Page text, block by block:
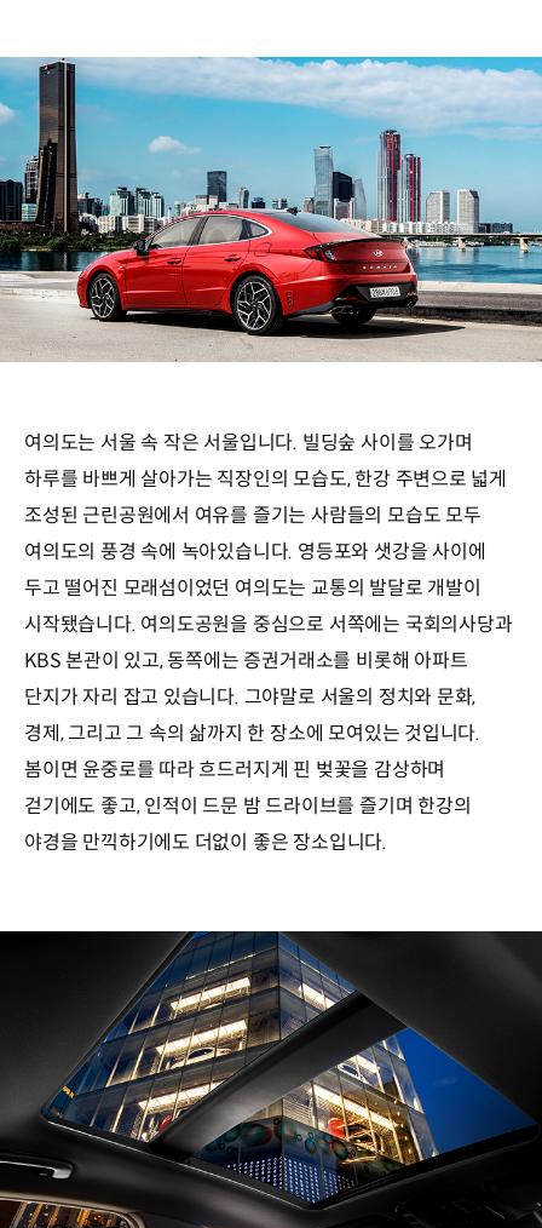
여의도는 서울 속 작은 서울입니다. 빌딩숲 사이를 오가며
하루를 바쁘게 살아가는 직장인의 모습도, 한강 주변으로 넓게
조성된 근린공원에서 여유를 즐기는 사람들의 모습도 모두
여의도의 풍경 속에 녹아있습니다. 영등포와 샛강을 사이에
두고 떨어진 모래섬이었던 여의도는 교통의 발달로 개발이
시작됐습니다. 여의도공원을 중심으로 서쪽에는 국회의사당과
KBS 본관이 있고, 동쪽에는 증권거래소를 비롯해 아파트
단지가 자리 잡고 있습니다. 그야말로 서울의 정치와 문화,
경제, 그리고 그 속의 삶까지 한 장소에 모여있는 것입니다.
봄이면 윤중로를 따라 흐드러지게 핀 벚꽃을 감상하며
걷기에도 좋고, 인적이 드문 밤 드라이브를 즐기며 한강의
야경을 만끽하기에도 더없이 좋은 장소입니다.